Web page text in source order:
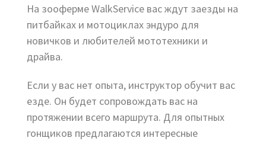
На зооферме WalkService вас ждут заезды на
питбайках и мотоциклах эндуро для
новичков и любителей мототехники и
драйва.
Если у вас нет опыта, инструктор обучит вас
езде. Он будет сопровождать вас на
протяжении всего маршрута. Для опытных
гонщиков предлагаются интересные